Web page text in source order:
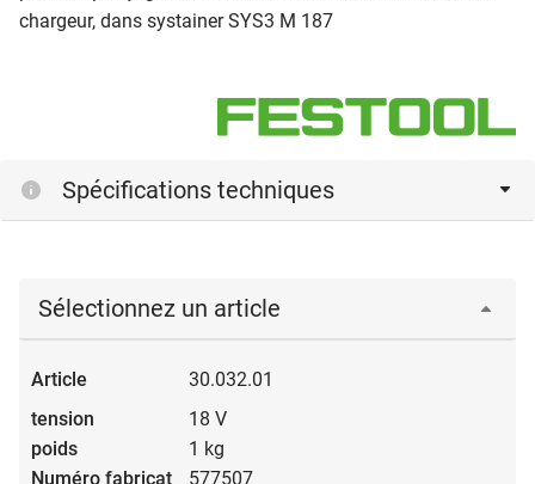
chargeur, dans systainer SYS3 M 187
Spécifications techniques
Sélectionnez un article
30.032.01
18 V
1 kg
577507